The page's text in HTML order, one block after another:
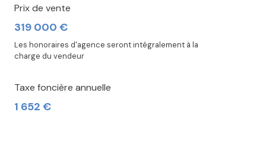
Prix de vente
319 000 €
Les honoraires d'agence seront intégralement à la
charge du vendeur
Taxe foncière annuelle
1 652 €